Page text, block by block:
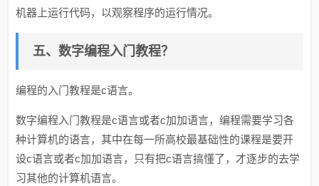
机器上运行代码，以观察程序的运行情况。
五、数字编程入门教程？
编程的入门教程是c语言。
数字编程入门教程是c语言或者c加加语言，编程需要学习各
种计算机的语言，其中在每一所高校最基础性的课程是要开
设c语言或者c加加语言，只有把c语言搞懂了，才逐步的去学
习其他的计算机语言。